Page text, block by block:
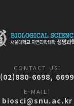
CONTACT US:
(02)880-6698, 6699
E-MAIL:
biosci@snu.ac.kr